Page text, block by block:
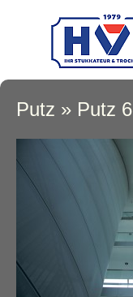
Putz » Putz 6